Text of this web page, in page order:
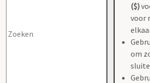
($)
voor
om